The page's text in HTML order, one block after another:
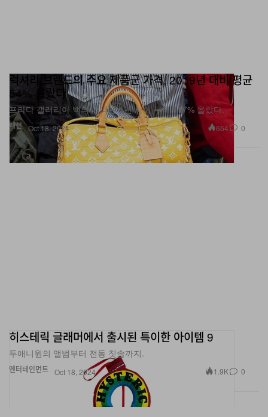
패션
럭셔리 브랜드의 주요 제품군 가격, 2019년 대비 평균
54% 올랐다
프라다 갤러리아 백의 가격은 5년 사이 무려 117% 올랐다.
Oct 18, 2024 654 0
엔터테인먼트
히스테릭 글래머에서 출시된 특이한 아이템 9
투애니원의 앨범부터 전동 칫솔까지.
Oct 18, 2024 1.9K 0